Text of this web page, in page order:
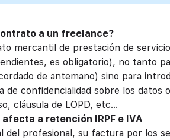
a un freelance?
mercantil de prestación de
es obligatorio), no tanto
de antemano) sino para
de confidencialidad sobre los
cláusula de LOPD, etc…
a retención IRPF e IVA
del profesional, su factura por los